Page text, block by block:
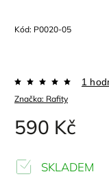
Kód: P0020-05
Značka: Rafity
1
590 Kč
SKLADEM